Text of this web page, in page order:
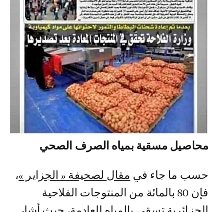
محاصيل مسقية بمياه الصرف الصحي
حسب ما جاء في مقال لصحيفة « الجزاير »،
فإن 80 بالمائة من المنتوجات الفلاحية